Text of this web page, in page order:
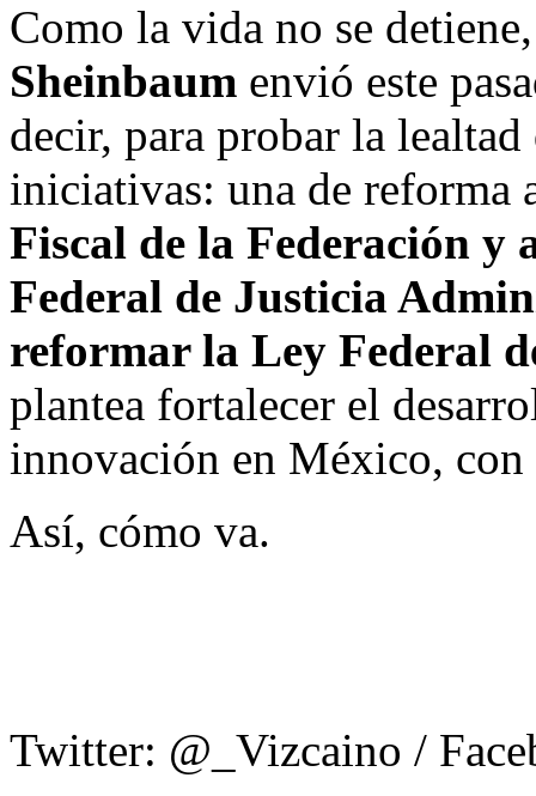
Como la vida no se
Sheinbaum envió este
decir, para probar la
iniciativas: una de reforma
Fiscal de la Federación
Federal de Justicia
reformar la Ley Federal
plantea fortalecer el
innovación en México,
Así, cómo va.
Twitter: @_Vizcaino /